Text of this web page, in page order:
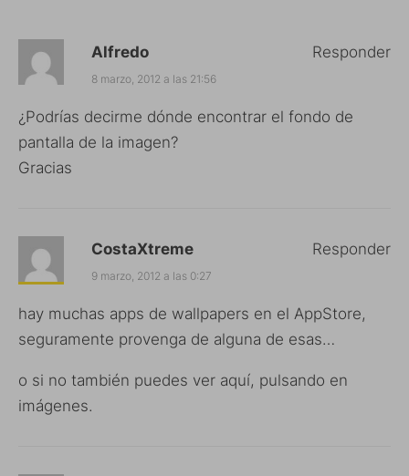
Alfredo
8 marzo, 2012 a las 21:56
¿Podrías decirme dónde encontrar el fondo de
pantalla de la imagen?
Gracias
Responder
CostaXtreme
9 marzo, 2012 a las 0:27
hay muchas apps de wallpapers en el AppStore,
seguramente provenga de alguna de esas…
o si no también puedes ver aquí, pulsando en
imágenes.
Responder